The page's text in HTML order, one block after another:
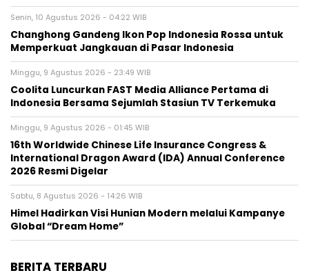
Senin, 10 Agustus 2026 - 04:22 WIB
Changhong Gandeng Ikon Pop Indonesia Rossa untuk
Memperkuat Jangkauan di Pasar Indonesia
Minggu, 9 Agustus 2026 - 23:49 WIB
Coolita Luncurkan FAST Media Alliance Pertama di
Indonesia Bersama Sejumlah Stasiun TV Terkemuka
Minggu, 9 Agustus 2026 - 01:45 WIB
16th Worldwide Chinese Life Insurance Congress &
International Dragon Award (IDA) Annual Conference
2026 Resmi Digelar
Sabtu, 8 Agustus 2026 - 14:26 WIB
Himel Hadirkan Visi Hunian Modern melalui Kampanye
Global “Dream Home”
BERITA TERBARU